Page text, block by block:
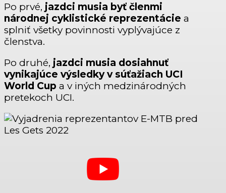
Po prvé, jazdci musia byť členmi
národnej cyklistické reprezentácie a
splniť všetky povinnosti vyplývajúce z
členstva.
Po druhé, jazdci musia dosiahnuť
vynikajúce výsledky v súťažiach UCI
World Cup a v iných medzinárodných
pretekoch UCI.